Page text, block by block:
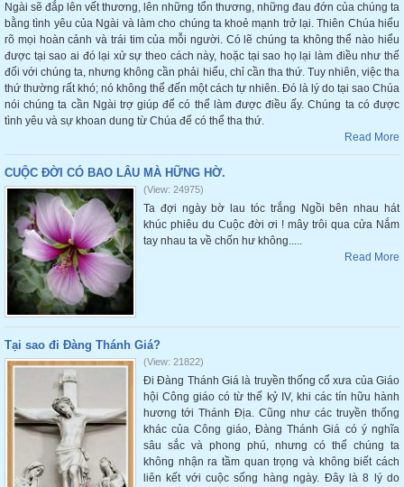
Ngài sẽ đắp lên vết thương, lên những tổn thương, những đau đớn của chúng ta
bằng tình yêu của Ngài và làm cho chúng ta khoẻ mạnh trở lại. Thiên Chúa hiểu
rõ mọi hoàn cảnh và trái tim của mỗi người. Có lẽ chúng ta không thể nào hiểu
được tại sao ai đó lại xử sự theo cách này, hoặc tại sao họ lại làm điều như thế
đối với chúng ta, nhưng không cần phải hiểu, chỉ cần tha thứ. Tuy nhiên, việc tha
thứ thường rất khó; nó không thể đến một cách tự nhiên. Đó là lý do tại sao Chúa
nói chúng ta cần Ngài trợ giúp để có thể làm được điều ấy. Chúng ta có được
tình yêu và sự khoan dung từ Chúa để có thể tha thứ.
Read More
CUỘC ĐỜI CÓ BAO LÂU MÀ HỮNG HỜ.
(View: 24975)
Ta đợi ngày bờ lau tóc trắng Ngồi bên nhau hát
khúc phiêu du Cuộc đời ơi ! mây trôi qua cửa Nắm
tay nhau ta về chốn hư không.....
Read More
Tại sao đi Đàng Thánh Giá?
(View: 21822)
Đi Đàng Thánh Giá là truyền thống cổ xưa của Giáo
hội Công giáo có từ thế kỷ IV, khi các tín hữu hành
hương tới Thánh Địa. Cũng như các truyền thống
khác của Công giáo, Đàng Thánh Giá có ý nghĩa
sâu sắc và phong phú, nhưng có thể chúng ta
không nhận ra tầm quan trọng và không biết cách
liên kết với cuộc sống hàng ngày. Đây là 8 lý do